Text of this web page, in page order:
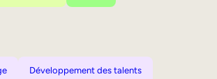
Développement des talents